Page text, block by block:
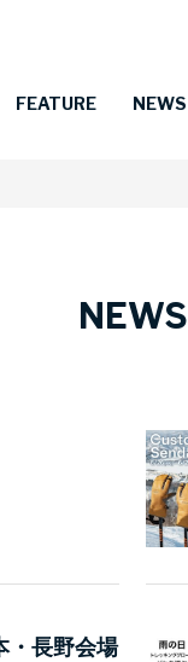
FEATURE NEWS
NEWS
・長野会場